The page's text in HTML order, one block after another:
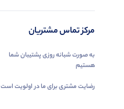
مرکز تماس مشتریان
به صورت شبانه روزی پشتیبان شما
هستیم
رضایت مشتری برای ما در اولویت است